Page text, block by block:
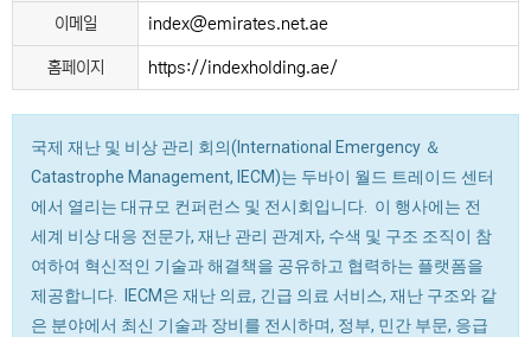
이메일 index@emirates.net.ae
홈페이지 https://indexholding.ae/
국제 재난 및 비상 관리 회의(International Emergency ＆
Catastrophe Management, IECM)는 두바이 월드 트레이드 센터
에서 열리는 대규모 컨퍼런스 및 전시회입니다. 이 행사에는 전
세계 비상 대응 전문가, 재난 관리 관계자, 수색 및 구조 조직이 참
여하여 혁신적인 기술과 해결책을 공유하고 협력하는 플랫폼을
제공합니다. IECM은 재난 의료, 긴급 의료 서비스, 재난 구조와 같
은 분야에서 최신 기술과 장비를 전시하며, 정부, 민간 부문, 응급